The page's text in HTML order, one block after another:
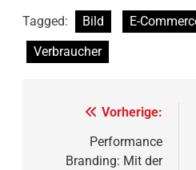
Tagged: Bild E-
Verbraucher
Vorherige:
Performance
Branding: Mit der